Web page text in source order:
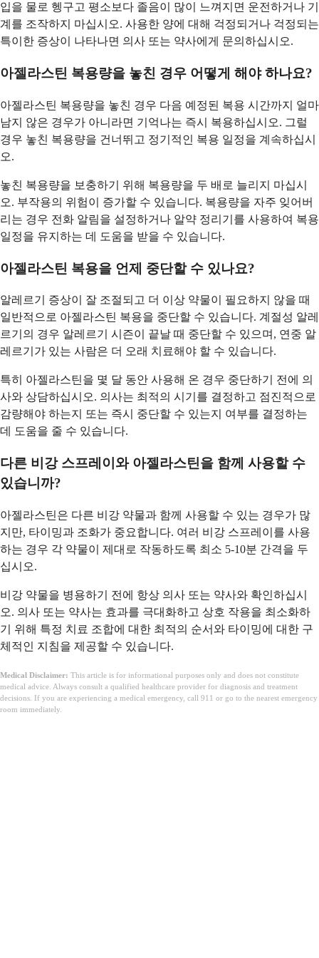
입을 물로 헹구고 평소보다 졸음이 많이 느껴지면 운전하거나 기
계를 조작하지 마십시오. 사용한 양에 대해 걱정되거나 걱정되는
특이한 증상이 나타나면 의사 또는 약사에게 문의하십시오.
아젤라스틴 복용량을 놓친 경우 어떻게 해야 하나요?
아젤라스틴 복용량을 놓친 경우 다음 예정된 복용 시간까지 얼마
남지 않은 경우가 아니라면 기억나는 즉시 복용하십시오. 그럴
경우 놓친 복용량을 건너뛰고 정기적인 복용 일정을 계속하십시
오.
놓친 복용량을 보충하기 위해 복용량을 두 배로 늘리지 마십시
오. 부작용의 위험이 증가할 수 있습니다. 복용량을 자주 잊어버
리는 경우 전화 알림을 설정하거나 알약 정리기를 사용하여 복용
일정을 유지하는 데 도움을 받을 수 있습니다.
아젤라스틴 복용을 언제 중단할 수 있나요?
알레르기 증상이 잘 조절되고 더 이상 약물이 필요하지 않을 때
일반적으로 아젤라스틴 복용을 중단할 수 있습니다. 계절성 알레
르기의 경우 알레르기 시즌이 끝날 때 중단할 수 있으며, 연중 알
레르기가 있는 사람은 더 오래 치료해야 할 수 있습니다.
특히 아젤라스틴을 몇 달 동안 사용해 온 경우 중단하기 전에 의
사와 상담하십시오. 의사는 최적의 시기를 결정하고 점진적으로
감량해야 하는지 또는 즉시 중단할 수 있는지 여부를 결정하는
데 도움을 줄 수 있습니다.
다른 비강 스프레이와 아젤라스틴을 함께 사용할 수
있습니까?
아젤라스틴은 다른 비강 약물과 함께 사용할 수 있는 경우가 많
지만, 타이밍과 조화가 중요합니다. 여러 비강 스프레이를 사용
하는 경우 각 약물이 제대로 작동하도록 최소 5-10분 간격을 두
십시오.
비강 약물을 병용하기 전에 항상 의사 또는 약사와 확인하십시
오. 의사 또는 약사는 효과를 극대화하고 상호 작용을 최소화하
기 위해 특정 치료 조합에 대한 최적의 순서와 타이밍에 대한 구
체적인 지침을 제공할 수 있습니다.
Medical Disclaimer: This article is for informational purposes only and does not constitute
medical advice. Always consult a qualified healthcare provider for diagnosis and treatment
decisions. If you are experiencing a medical emergency, call 911 or go to the nearest emergency
room immediately.